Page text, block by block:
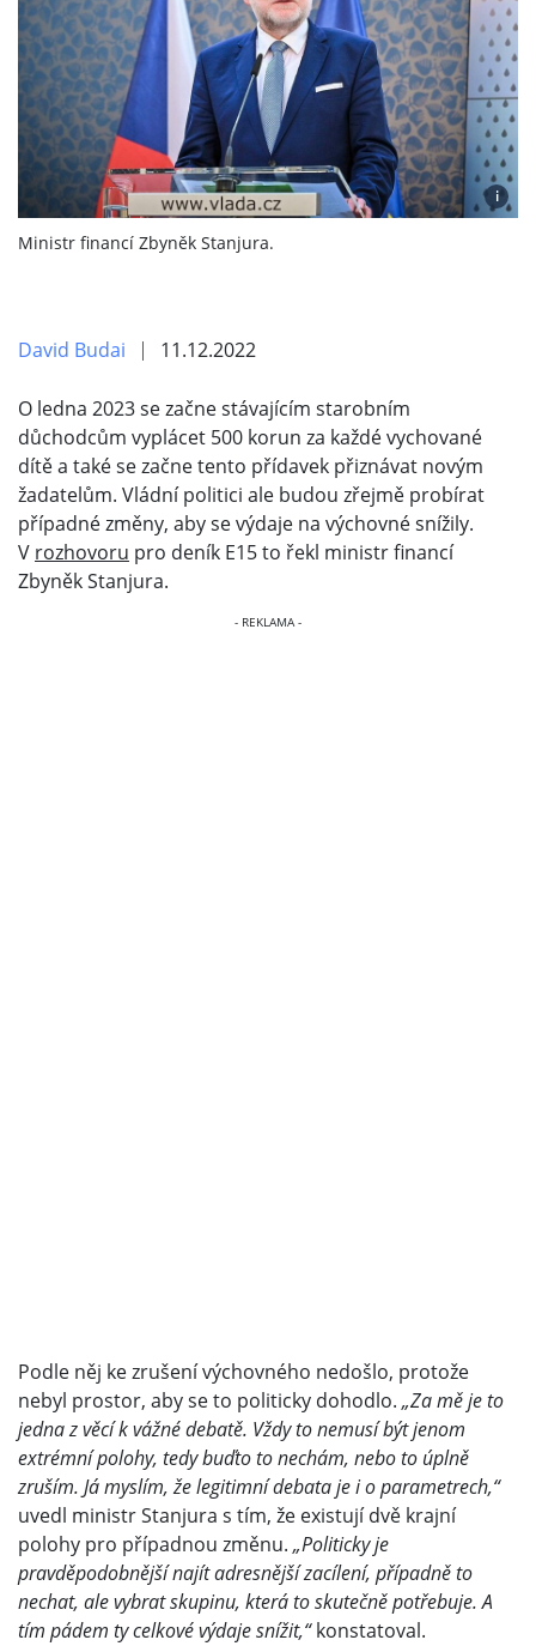
i
Ministr financí Zbyněk Stanjura.
David Budai 11.12.2022
O ledna 2023 se začne stávajícím starobním
důchodcům vyplácet 500 korun za každé vychované
dítě a také se začne tento přídavek přiznávat novým
žadatelům. Vládní politici ale budou zřejmě probírat
případné změny, aby se výdaje na výchovné snížily.
V rozhovoru pro deník E15 to řekl ministr financí
Zbyněk Stanjura.
Podle něj ke zrušení výchovného nedošlo, protože
nebyl prostor, aby se to politicky dohodlo.„Za mě je to
jedna z věcí k vážné debatě. Vždy to nemusí být jenom
extrémní polohy, tedy buďto to nechám, nebo to úplně
zruším. Já myslím, že legitimní debata je i o parametrech,“
uvedl ministr Stanjura s tím, že existují dvě krajní
polohy pro případnou změnu.„Politicky je
pravděpodobnější najít adresnější zacílení, případně to
nechat, ale vybrat skupinu, která to skutečně potřebuje. A
tím pádem ty celkové výdaje snížit,“konstatoval.